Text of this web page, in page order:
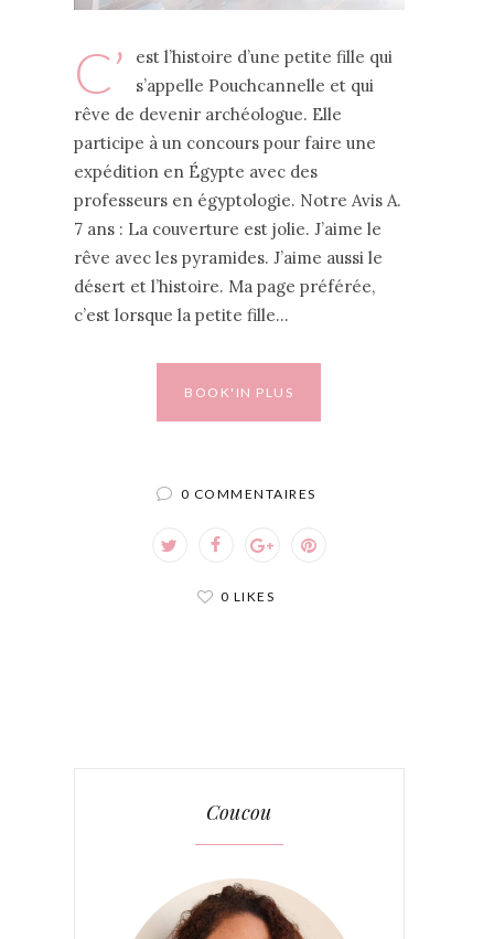
C’
est l’histoire d’une petite fille qui
s’appelle Pouchcannelle et qui
rêve de devenir archéologue. Elle
participe à un concours pour faire une
expédition en Égypte avec des
professeurs en égyptologie. Notre Avis A.
7 ans : La couverture est jolie. J’aime le
rêve avec les pyramides. J’aime aussi le
désert et l’histoire. Ma page préférée,
c’est lorsque la petite fille…
BOOK'IN PLUS
0 COMMENTAIRES
0 LIKES
Coucou